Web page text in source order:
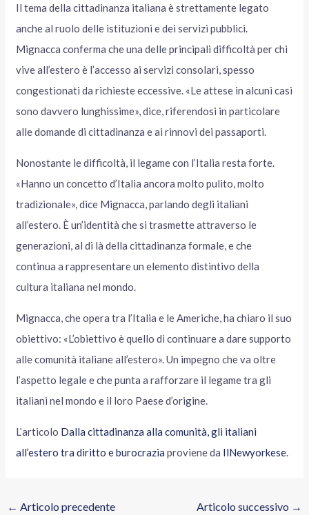
Il tema della cittadinanza italiana è strettamente legato
anche al ruolo delle istituzioni e dei servizi pubblici.
Mignacca conferma che una delle principali difficoltà per chi
vive all’estero è l’accesso ai servizi consolari, spesso
congestionati da richieste eccessive. «Le attese in alcuni casi
sono davvero lunghissime», dice, riferendosi in particolare
alle domande di cittadinanza e ai rinnovi dei passaporti.
Nonostante le difficoltà, il legame con l’Italia resta forte.
«Hanno un concetto d’Italia ancora molto pulito, molto
tradizionale», dice Mignacca, parlando degli italiani
all’estero. È un’identità che si trasmette attraverso le
generazioni, al di là della cittadinanza formale, e che
continua a rappresentare un elemento distintivo della
cultura italiana nel mondo.
Mignacca, che opera tra l’Italia e le Americhe, ha chiaro il suo
obiettivo: «L’obiettivo è quello di continuare a dare supporto
alle comunità italiane all’estero». Un impegno che va oltre
l’aspetto legale e che punta a rafforzare il legame tra gli
italiani nel mondo e il loro Paese d’origine.
L’articolo Dalla cittadinanza alla comunità, gli italiani
all’estero tra diritto e burocrazia proviene da IlNewyorkese
← Articolo precedente Articolo successivo →